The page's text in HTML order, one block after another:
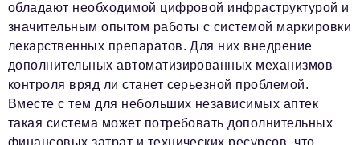
обладают необходимой цифровой инфраструктурой и
значительным опытом работы с системой маркировки
лекарственных препаратов. Для них внедрение
дополнительных автоматизированных механизмов
контроля вряд ли станет серьезной проблемой.
Вместе с тем для небольших независимых аптек
такая система может потребовать дополнительных